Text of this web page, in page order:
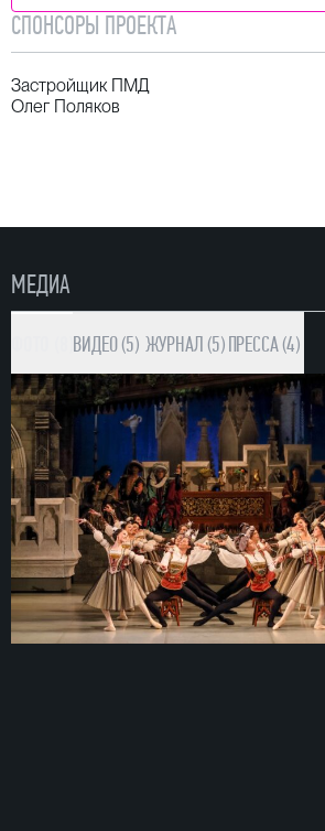
СПОНСОРЫ ПРОЕКТА
Застройщик ПМД
Олег Поляков
МЕДИА
ВИДЕО (5) ЖУРНАЛ (5)ПРЕССА (4)